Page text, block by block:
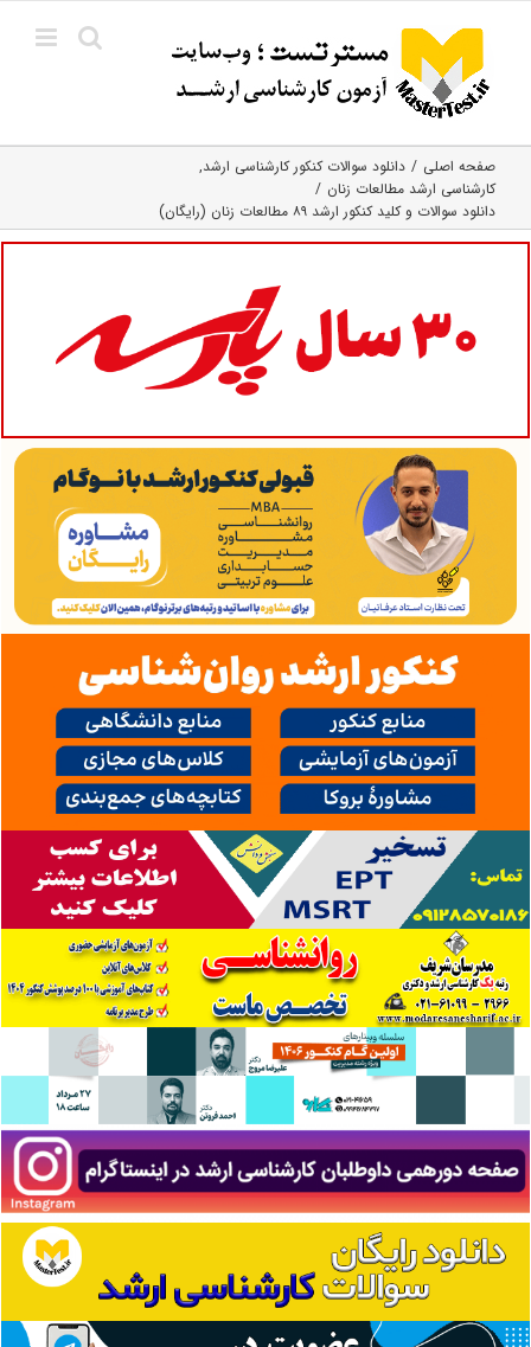
content
صفحه اصلی
دانلود سوالات کنکور کارشناسی ارشد
کارشناسی ارشد مطالعات زنان
دانلود سوالات و کلید کنکور ارشد ۸۹ مطالعات زنان (رایگان)